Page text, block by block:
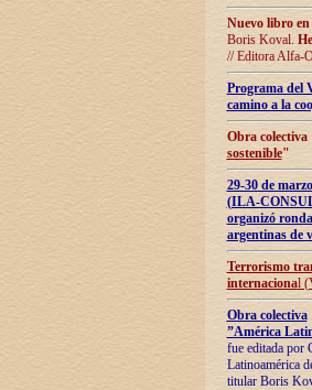
Nuevo libro
Boris Koval.
// Editora Alfa-
Programa del
camino a la
Obra
sostenible"
29-30 de
(ILA-
organizó
argentinas de
Terrorismo
internacional
Obra colectiva
”América
fue editada por
Latinoamérica
titular Boris